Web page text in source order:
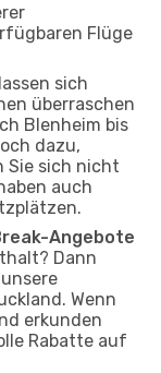
Flüge
sich
überraschen
Blenheim bis
dazu,
Sie sich nicht
auch
Angebote
Dann
Wenn
erkunden
Rabatte auf